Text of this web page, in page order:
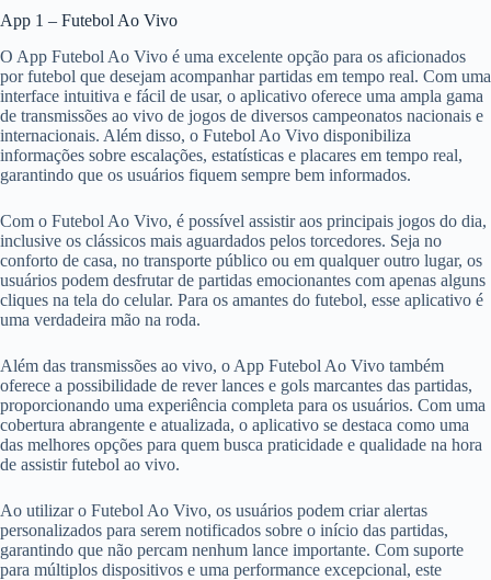
App 1 – Futebol Ao Vivo
O App Futebol Ao Vivo é uma excelente opção para os aficionados
por futebol que desejam acompanhar partidas em tempo real. Com uma
interface intuitiva e fácil de usar, o aplicativo oferece uma ampla gama
de transmissões ao vivo de jogos de diversos campeonatos nacionais e
internacionais. Além disso, o Futebol Ao Vivo disponibiliza
informações sobre escalações, estatísticas e placares em tempo real,
garantindo que os usuários fiquem sempre bem informados.
Com o Futebol Ao Vivo, é possível assistir aos principais jogos do dia,
inclusive os clássicos mais aguardados pelos torcedores. Seja no
conforto de casa, no transporte público ou em qualquer outro lugar, os
usuários podem desfrutar de partidas emocionantes com apenas alguns
cliques na tela do celular. Para os amantes do futebol, esse aplicativo é
uma verdadeira mão na roda.
Além das transmissões ao vivo, o App Futebol Ao Vivo também
oferece a possibilidade de rever lances e gols marcantes das partidas,
proporcionando uma experiência completa para os usuários. Com uma
cobertura abrangente e atualizada, o aplicativo se destaca como uma
das melhores opções para quem busca praticidade e qualidade na hora
de assistir futebol ao vivo.
Ao utilizar o Futebol Ao Vivo, os usuários podem criar alertas
personalizados para serem notificados sobre o início das partidas,
garantindo que não percam nenhum lance importante. Com suporte
para múltiplos dispositivos e uma performance excepcional, este